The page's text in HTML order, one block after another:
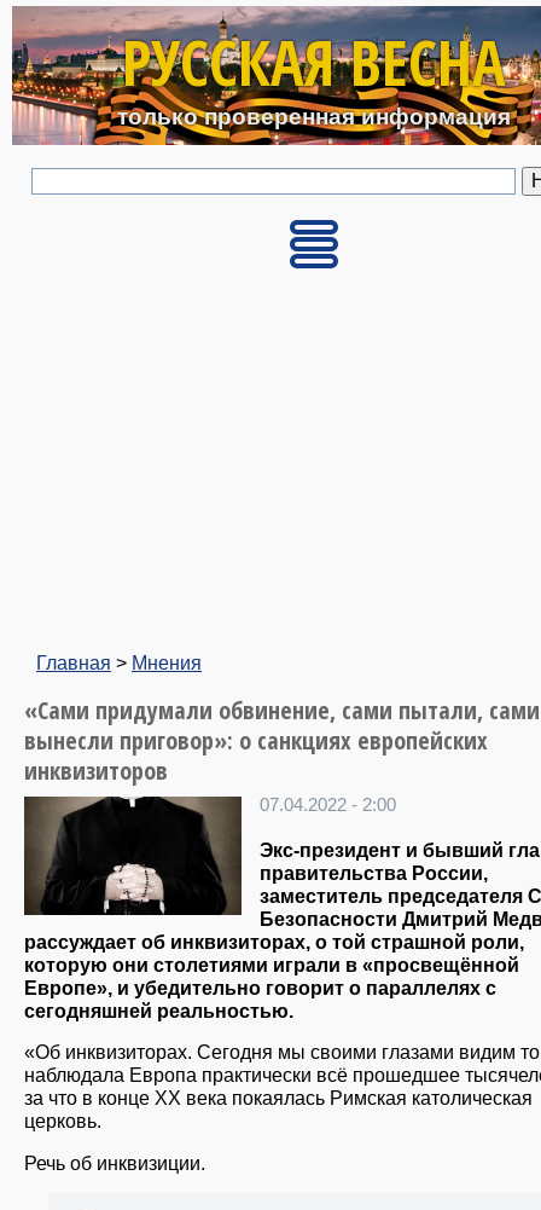
Перейти к основному
РУССКАЯ ВЕСНА
только проверенная информация
Главная > Мнения
«Сами придумали обвинение, сами пытали, сами
вынесли приговор»: о санкциях европейских
инквизиторов
07.04.2022 - 2:00
Экс-президент и бывший
правительства России,
заместитель председателя
Безопасности Дмитрий
рассуждает об инквизиторах, о той страшной роли,
которую они столетиями играли в «просвещённой
Европе», и убедительно говорит о параллелях с
сегодняшней реальностью.
«Об инквизиторах. Сегодня мы своими глазами видим
наблюдала Европа практически всё прошедшее
за что в конце XX века покаялась Римская католическая
церковь.
Речь об инквизиции.